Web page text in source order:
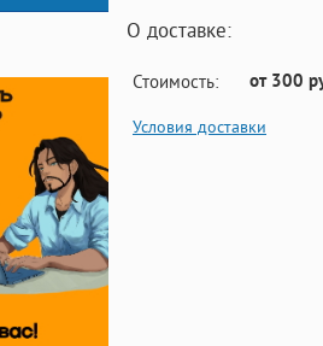
О доставке:
Стоимость: от 300
Условия доставки